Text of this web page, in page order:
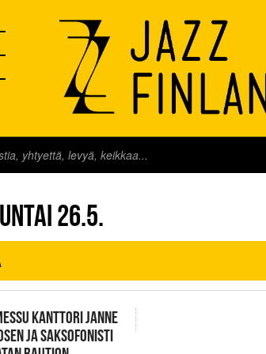
LIVE
26.5.
KANTTORI JANNE
JA SAKSOFONISTI